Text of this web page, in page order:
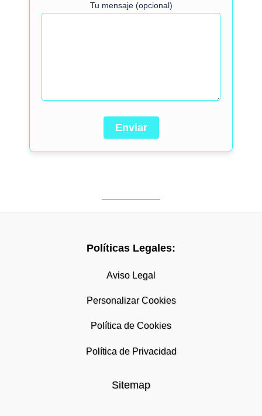
Tu mensaje (opcional)
Políticas Legales:
Aviso Legal
Personalizar Cookies
Política de Cookies
Política de Privacidad
Sitemap